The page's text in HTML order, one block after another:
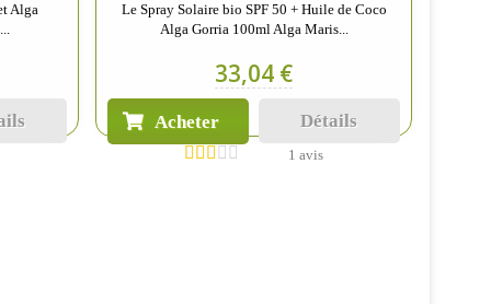
Alga
Le Spray Solaire bio SPF 50 + Huile de Coco
Alga Gorria 100ml Alga Maris...
33,04 €
Acheter Détails
1 avis